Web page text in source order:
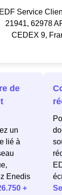
EDF Service
21941, 62978
CEDEX 9,
de
un
lié à
Enedis
+